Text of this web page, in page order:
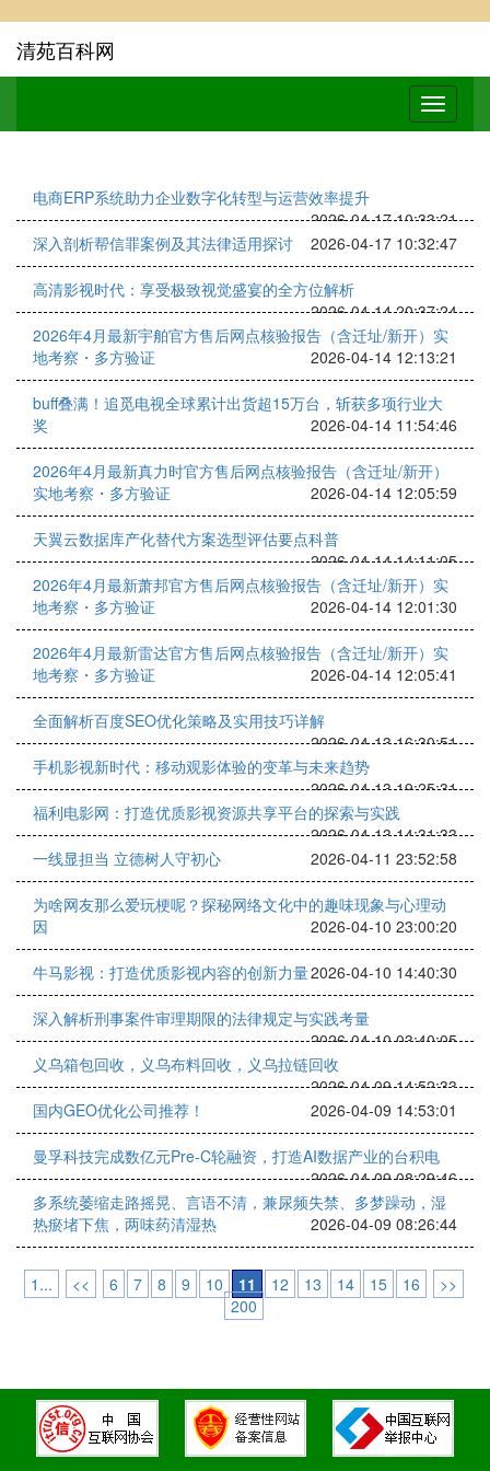
清苑百科网
电商ERP系统助力企业数字化转型与运营效率提升
2026-04-17 10:33:21
深入剖析帮信罪案例及其法律适用探讨
2026-04-17 10:32:47
高清影视时代：享受极致视觉盛宴的全方位解析
2026-04-14 20:37:24
2026年4月最新宇舶官方售后网点核验报告（含迁址/新开）实
地考察・多方验证
2026-04-14 12:13:21
buff叠满！追觅电视全球累计出货超15万台，斩获多项行业大
奖
2026-04-14 11:54:46
2026年4月最新真力时官方售后网点核验报告（含迁址/新开）
实地考察・多方验证
2026-04-14 12:05:59
天翼云数据库产化替代方案选型评估要点科普
2026-04-14 14:11:05
2026年4月最新萧邦官方售后网点核验报告（含迁址/新开）实
地考察・多方验证
2026-04-14 12:01:30
2026年4月最新雷达官方售后网点核验报告（含迁址/新开）实
地考察・多方验证
2026-04-14 12:05:41
全面解析百度SEO优化策略及实用技巧详解
2026-04-13 16:30:51
手机影视新时代：移动观影体验的变革与未来趋势
2026-04-13 19:25:31
福利电影网：打造优质影视资源共享平台的探索与实践
2026-04-13 14:31:33
一线显担当 立德树人守初心
2026-04-11 23:52:58
为啥网友那么爱玩梗呢？探秘网络文化中的趣味现象与心理动
因
2026-04-10 23:00:20
牛马影视：打造优质影视内容的创新力量2026-04-10 14:40:30
深入解析刑事案件审理期限的法律规定与实践考量
2026-04-10 03:40:05
义乌箱包回收，义乌布料回收，义乌拉链回收
2026-04-09 14:52:33
国内GEO优化公司推荐！
2026-04-09 14:53:01
曼孚科技完成数亿元Pre-C轮融资，打造AI数据产业的台积电
2026-04-09 08:29:46
多系统萎缩走路摇晃、言语不清，兼尿频失禁、多梦躁动，湿
热瘀堵下焦，两味药清湿热
2026-04-09 08:26:44
1... << 6 7 8 9 10 11 12 13 14 15 16
>>
200